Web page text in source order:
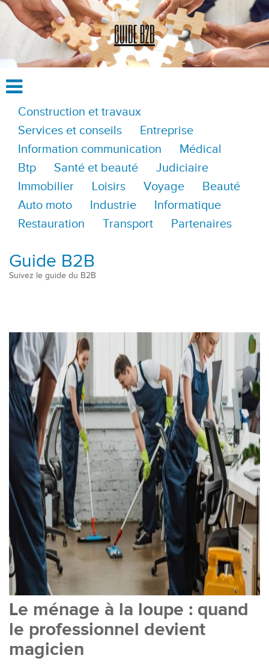
Construction et travaux
Services et conseils
Entreprise
Information communication
Médical
Btp
Santé et beauté
Judiciaire
Immobilier
Loisirs Voyage
Beauté
Auto moto
Industrie
Informatique
Restauration
Transport Partenaires
Guide B2B
Suivez le guide du B2B
Le ménage à la loupe : quand
le professionnel devient
magicien